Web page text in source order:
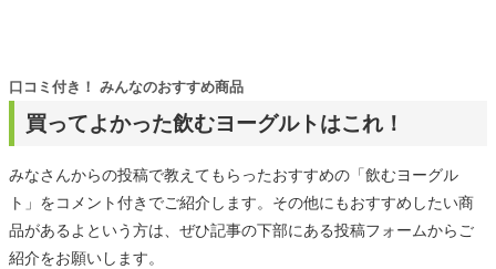
買ってよかった飲むヨーグルトはこれ！
口コミ付き！ みんなのおすすめ商品
みなさんからの投稿で教えてもらったおすすめの「飲むヨーグル
ト」をコメント付きでご紹介します。その他にもおすすめしたい商
品があるよという方は、ぜひ記事の下部にある投稿フォームからご
紹介をお願いします。